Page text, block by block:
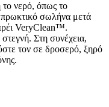
το νερό, όπως το
σωλήνα μετά
VeryClean™.
Στη συνέχεια,
τον σε δροσερό, ξηρό